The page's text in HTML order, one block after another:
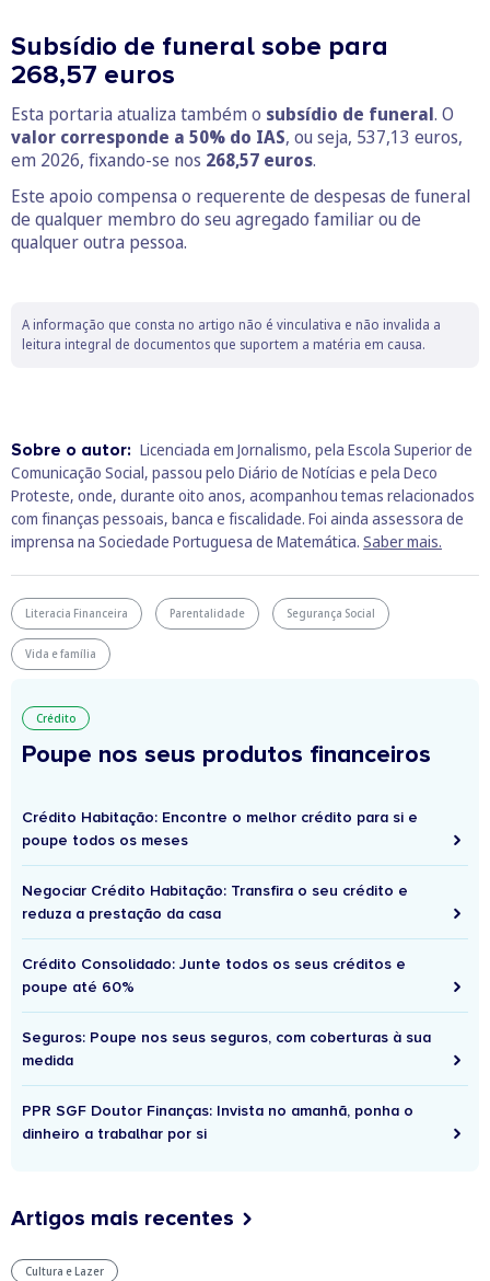
Subsídio de funeral sobe para
268,57 euros
Esta portaria atualiza também o subsídio de funeral. O
valor corresponde a 50% do IAS, ou seja, 537,13 euros,
em 2026, fixando-se nos 268,57 euros.
Este apoio compensa o requerente de despesas de funeral
de qualquer membro do seu agregado familiar ou de
qualquer outra pessoa.
A informação que consta no artigo não é vinculativa e não invalida a
leitura integral de documentos que suportem a matéria em causa.
Sobre o autor: Licenciada em Jornalismo, pela Escola Superior de
Comunicação Social, passou pelo Diário de Notícias e pela Deco
Proteste, onde, durante oito anos, acompanhou temas relacionados
com finanças pessoais, banca e fiscalidade. Foi ainda assessora de
imprensa na Sociedade Portuguesa de Matemática. Saber mais.
Literacia Financeira Parentalidade Segurança Social
Vida e família
Crédito
Poupe nos seus produtos financeiros
Crédito Habitação: Encontre o melhor crédito para si e
poupe todos os meses
Negociar Crédito Habitação: Transfira o seu crédito e
reduza a prestação da casa
Crédito Consolidado: Junte todos os seus créditos e
poupe até 60%
Seguros: Poupe nos seus seguros, com coberturas à sua
medida
PPR SGF Doutor Finanças: Invista no amanhã, ponha o
dinheiro a trabalhar por si
Artigos mais recentes
Cultura e Lazer